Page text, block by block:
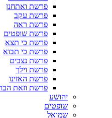
פרשת ואתחנן
פרשת עקב
פרשת ראה
פרשת שופטים
פרשת כי תצא
פרשת כי תבוא
פרשת נצבים
פרשת וילך
פרשת האזינו
פרשת וזאת
יהושע
שופטים
שמואל